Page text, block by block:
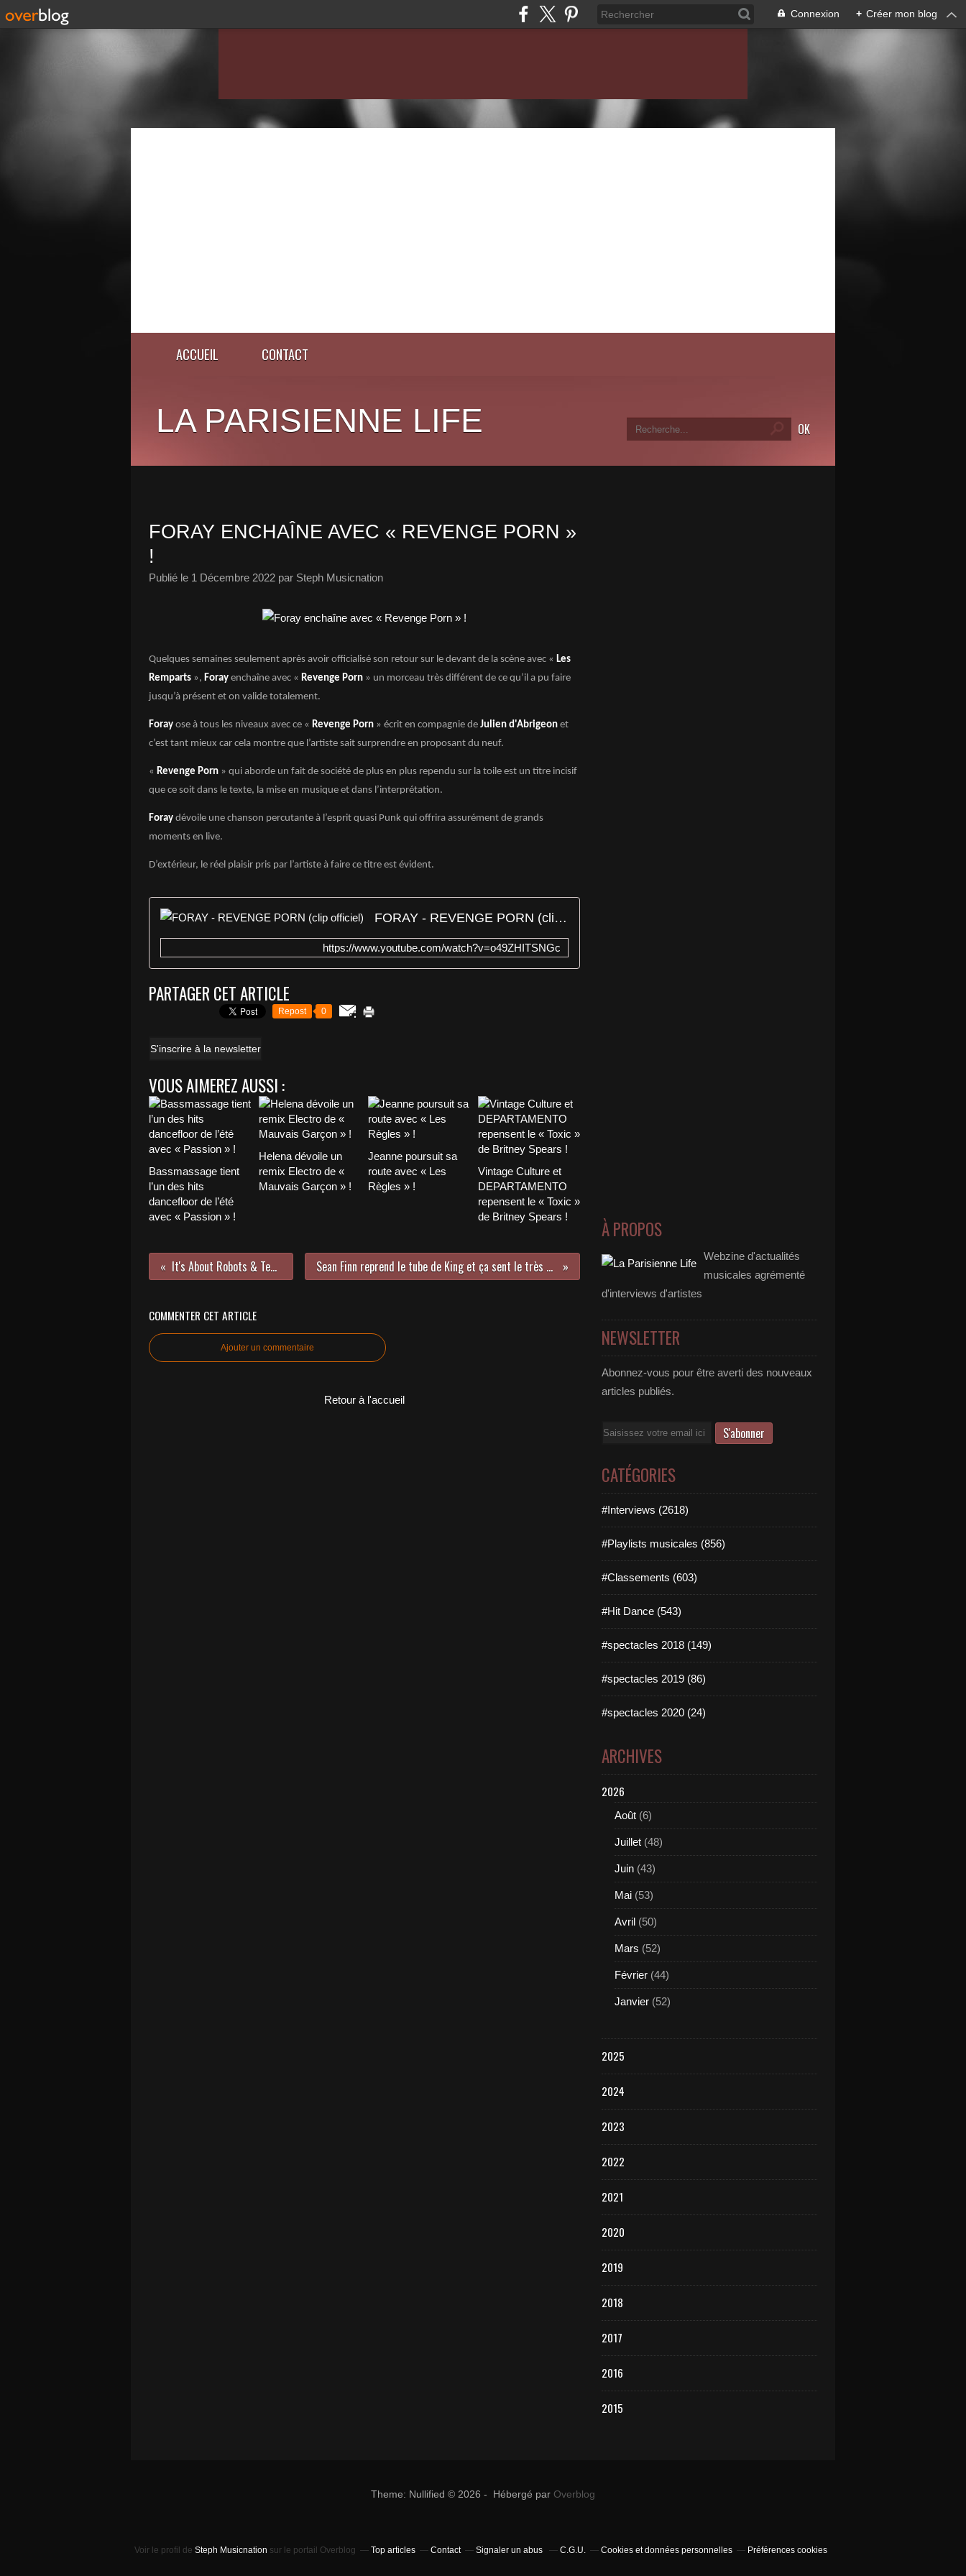
Connexion + Créer mon blog
ACCUEIL CONTACT
LA PARISIENNE LIFE
FORAY ENCHAÎNE AVEC « REVENGE PORN »
!
Publié le 1 Décembre 2022 par Steph Musicnation
Quelques semaines seulement après avoir officialisé son retour sur le devant de la scène avec « Les
Remparts », Foray enchaîne avec « Revenge Porn » un morceau très différent de ce qu’il a pu faire
jusqu’à présent et on valide totalement.
Foray ose à tous les niveaux avec ce « Revenge Porn » écrit en compagnie de Julien d'Abrigeon et
c’est tant mieux car cela montre que l’artiste sait surprendre en proposant du neuf.
« Revenge Porn » qui aborde un fait de société de plus en plus rependu sur la toile est un titre incisif
que ce soit dans le texte, la mise en musique et dans l’interprétation.
Foray dévoile une chanson percutante à l’esprit quasi Punk qui offrira assurément de grands
moments en live.
D’extérieur, le réel plaisir pris par l’artiste à faire ce titre est évident.
FORAY - REVENGE PORN (clip officiel)
https://www.youtube.com/watch?v=o49ZHITSNGc
PARTAGER CET ARTICLE
Repost 0
S'inscrire à la newsletter
VOUS AIMEREZ AUSSI :
Bassmassage tient
l’un des hits
dancefloor de l’été
avec « Passion » !
Helena dévoile un
remix Electro de «
Mauvais Garçon » !
Jeanne poursuit sa
route avec « Les
Règles » !
Vintage Culture et
DEPARTAMENTO
repensent le « Toxic »
de Britney Spears !
It's About Robots & Technologies ! Sean Finn reprend le tube de King et ça sent le très gros tube dancefloor !
COMMENTER CET ARTICLE
Ajouter un commentaire
Retour à l'accueil
À PROPOS
Webzine d'actualités
musicales agrémenté
d'interviews d'artistes
NEWSLETTER
Abonnez-vous pour être averti des nouveaux
articles publiés.
Email
CATÉGORIES
#Interviews (2618)
#Playlists musicales (856)
#Classements (603)
#Hit Dance (543)
#spectacles 2018 (149)
#spectacles 2019 (86)
#spectacles 2020 (24)
ARCHIVES
2026
Août (6)
Juillet (48)
Juin (43)
Mai (53)
Avril (50)
Mars (52)
Février (44)
Janvier (52)
2025
2024
2023
2022
2021
2020
2019
2018
2017
2016
2015
Theme: Nullified © 2026 - Hébergé par Overblog
Voir le profil de Steph Musicnation sur le portail Overblog Top articles Contact Signaler un abus C.G.U. Cookies et données personnelles Préférences cookies